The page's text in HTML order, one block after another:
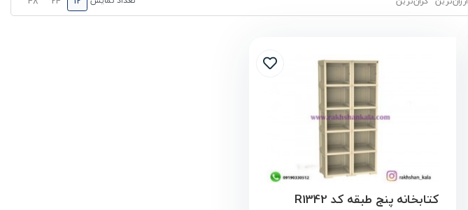
کتابخانه پنج طبقه کد R1342